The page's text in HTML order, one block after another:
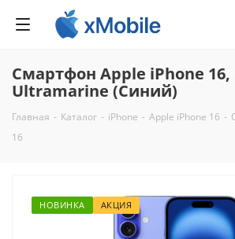
Смартфон Apple iPhone 16,
Ultramarine (Синий)
Главная - Каталог - iPhone - Apple iPhone 16 -
16
НОВИНКА АКЦИЯ